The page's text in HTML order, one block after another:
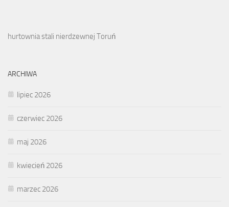
hurtownia stali nierdzewnej Toruń
ARCHIWA
lipiec 2026
czerwiec 2026
maj 2026
kwiecień 2026
marzec 2026